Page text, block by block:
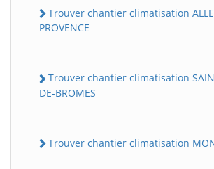
Trouver chantier climatisation
PROVENCE
Trouver chantier climatisation
DE-BROMES
Trouver chantier climatisation